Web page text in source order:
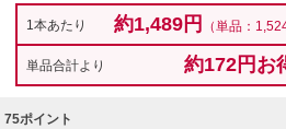
1本あたり 約1,489円 （単品：
単品合計より 約172円お
75ポイント